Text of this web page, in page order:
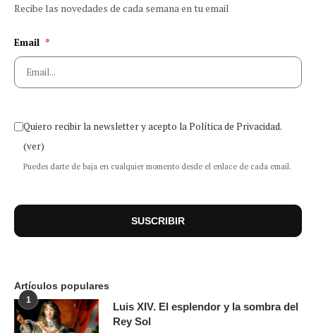
Recibe las novedades de cada semana en tu email
Email *
Quiero recibir la newsletter y acepto la Política de Privacidad.
(ver)
Puedes darte de baja en cualquier momento desde el enlace de cada email.
Artículos populares
1
Luis XIV. El esplendor y la sombra del
Rey Sol